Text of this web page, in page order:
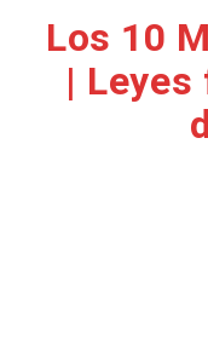
Los 10
|